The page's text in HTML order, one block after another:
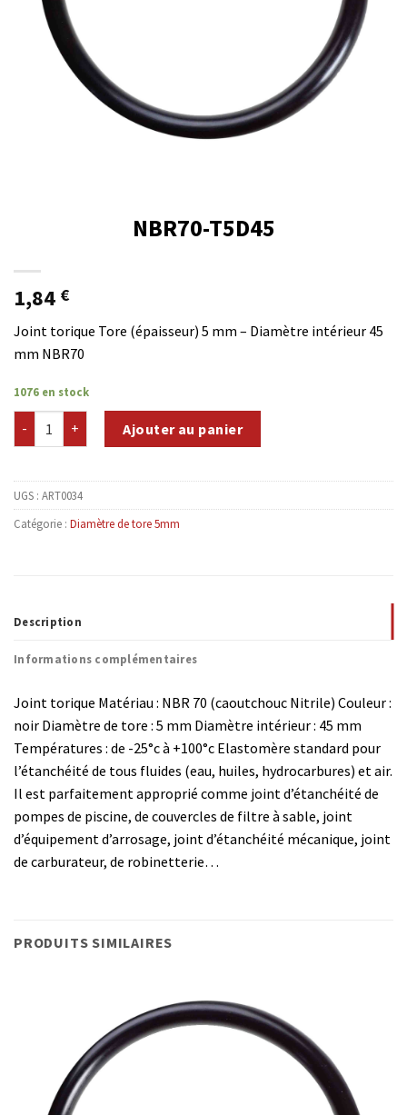
NBR70-T5D45
1,84 €
Joint torique Tore (épaisseur) 5 mm – Diamètre intérieur 45
mm NBR70
1076 en stock
Ajouter au panier
UGS : ART0034
Catégorie : Diamètre de tore 5mm
Description
Informations complémentaires
Joint torique Matériau : NBR 70 (caoutchouc Nitrile) Couleur :
noir Diamètre de tore : 5 mm Diamètre intérieur : 45 mm
Températures : de -25°c à +100°c Elastomère standard pour
l’étanchéité de tous fluides (eau, huiles, hydrocarbures) et air.
Il est parfaitement approprié comme joint d’étanchéité de
pompes de piscine, de couvercles de filtre à sable, joint
d’équipement d’arrosage, joint d’étanchéité mécanique, joint
de carburateur, de robinetterie…
PRODUITS SIMILAIRES